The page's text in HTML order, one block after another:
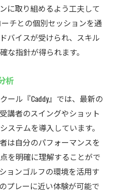
に取り組めるよう工夫して
ーチとの個別セッションを通
バイスが受けられ、スキル
な指針が得られます。
析
ール『Caddy』では、最新の
講者のスイングやショット
ステムを導入しています。
は自分のパフォーマンスを
を明確に理解することがで
ョンゴルフの環境を活用す
プレーに近い体験が可能で